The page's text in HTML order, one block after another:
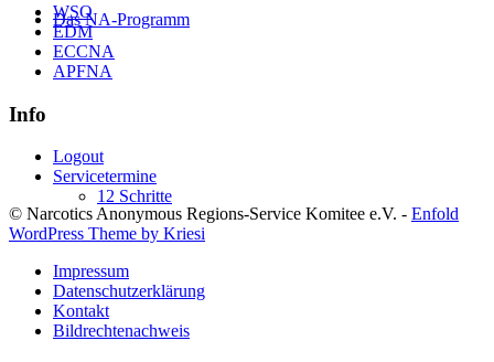
Das NA-Programm
12 Schritte
WSO
EDM
ECCNA
APFNA
Info
Logout
Servicetermine
© Narcotics Anonymous Regions-Service Komitee e.V. - Enfold
WordPress Theme by Kriesi
Impressum
Datenschutzerklärung
Kontakt
Bildrechtenachweis